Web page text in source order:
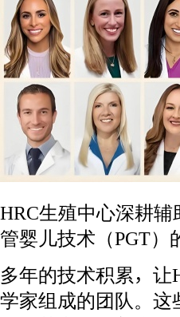
HRC生殖中心深耕
管婴儿技术（PGT）
多年的技术积累，让
学家组成的团队。这